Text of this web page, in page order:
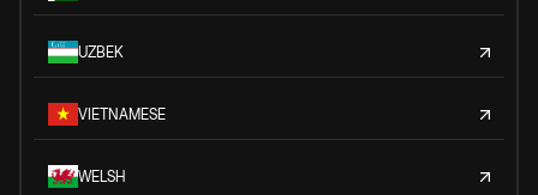
UZBEK
VIETNAMESE
WELSH